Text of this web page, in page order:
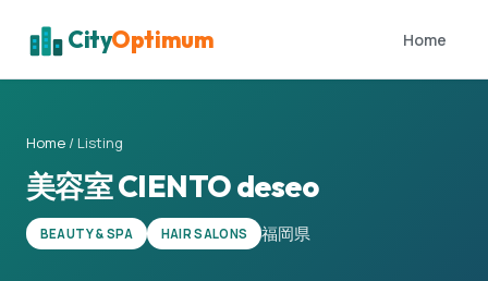
CityOptimum Home
Home / Listing
美容室 CIENTO deseo
BEAUTY & SPA HAIR SALONS 福岡県